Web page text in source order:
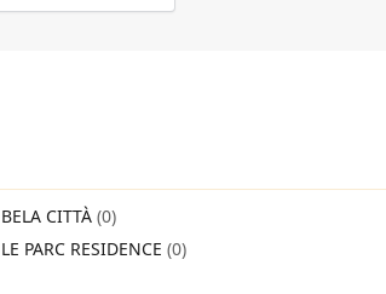
BELA CITTÀ (0)
LE PARC RESIDENCE (0)